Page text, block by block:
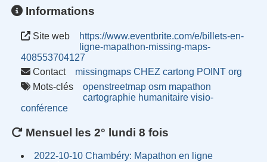
Informations
Site web
https://www.eventbrite.com/e/billets-en-
ligne-mapathon-missing-maps-
408553704127
Contact
missingmaps CHEZ cartong POINT org
Mots-clés
openstreetmap osm mapathon
cartographie humanitaire visio-
conférence
Mensuel les 2° lundi 8 fois
2022-10-10 Chambéry: Mapathon en ligne